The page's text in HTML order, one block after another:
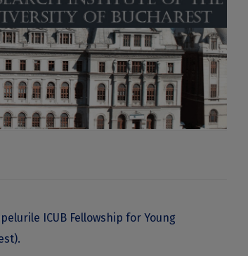
ICUB Fellowship for Young